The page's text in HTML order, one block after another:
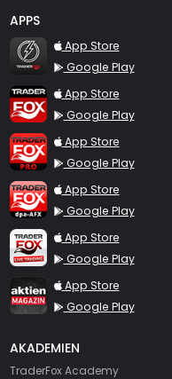
APPS
TraderFox Flash
App Store
Google Play
TraderFox App
App Store
Google Play
TraderFox Pro
App Store
Google Play
TraderFox dpa-AFX ProFeed
App Store
Google Play
TraderFox Live Trading
App Store
Google Play
TraderFox aktien Magazin
App Store
Google Play
AKADEMIEN
TraderFox Academy